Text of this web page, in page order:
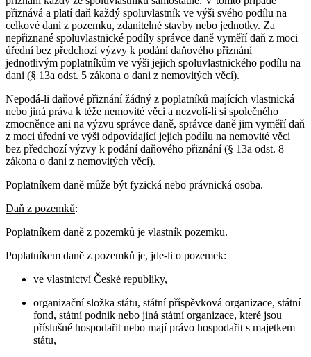
přiznává a platí daň každý spoluvlastník ve výši svého podílu na
celkové dani z pozemku, zdanitelné stavby nebo jednotky. Za
nepřiznané spoluvlastnické podíly správce daně vyměří daň z moci
úřední bez předchozí výzvy k podání daňového přiznání
jednotlivým poplatníkům ve výši jejich spoluvlastnického podílu na
dani (§ 13a odst. 5 zákona o dani z nemovitých věcí).
Nepodá-li daňové přiznání žádný z poplatníků majících vlastnická
nebo jiná práva k téže nemovité věci a nezvolí-li si společného
zmocněnce ani na výzvu správce daně, správce daně jim vyměří daň
z moci úřední ve výši odpovídající jejich podílu na nemovité věci
bez předchozí výzvy k podání daňového přiznání (§ 13a odst. 8
zákona o dani z nemovitých věcí).
Poplatníkem daně může být fyzická nebo právnická osoba.
Daň z pozemků:
Poplatníkem daně z pozemků je vlastník pozemku.
Poplatníkem daně z pozemků je, jde-li o pozemek:
ve vlastnictví České republiky,
organizační složka státu, státní příspěvková organizace, státní
fond, státní podnik nebo jiná státní organizace, které jsou
příslušné hospodařit nebo mají právo hospodařit s majetkem
státu,